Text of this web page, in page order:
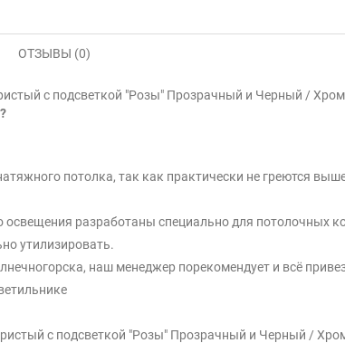
ОТЗЫВЫ (0)
с подсветкой "Розы" Прозрачный и Черный /
потолка, так как практически не греются
освещения разработаны специально для потолочных
утилизировать.
наш менеджер порекомендует и всё
с подсветкой "Розы" Прозрачный и Черный /